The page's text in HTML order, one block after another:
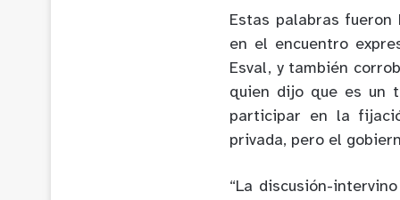
Estas palabras
en el encuentro
Esval, y también
quien dijo que es un
participar en la
privada, pero el
“La discusión-